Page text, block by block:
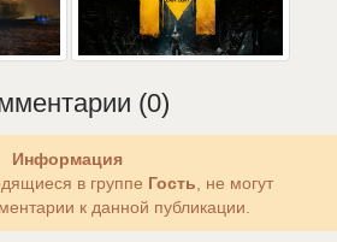
(0)
Информация
в группе Гость , не могут
к данной публикации.